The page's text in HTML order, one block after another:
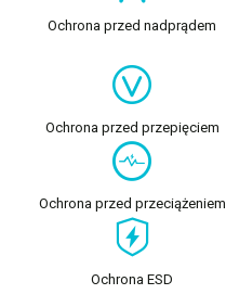
Ochrona przed nadprądem
Ochrona przed przepięciem
Ochrona przed przeciążeniem
Ochrona ESD